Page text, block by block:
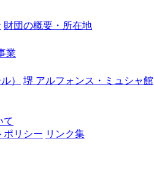
財団の概要・所在地
業
） 堺 アルフォンス・ミュシャ館
て
ポリシー リンク集